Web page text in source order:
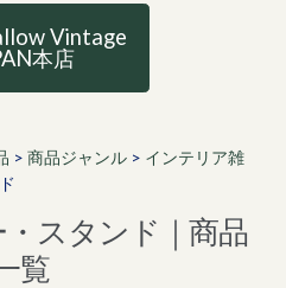
Vintage
本店
> 商品ジャンル> インテリア雑
スタンド｜商品
覧